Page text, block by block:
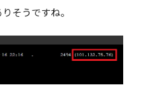
そうですね。